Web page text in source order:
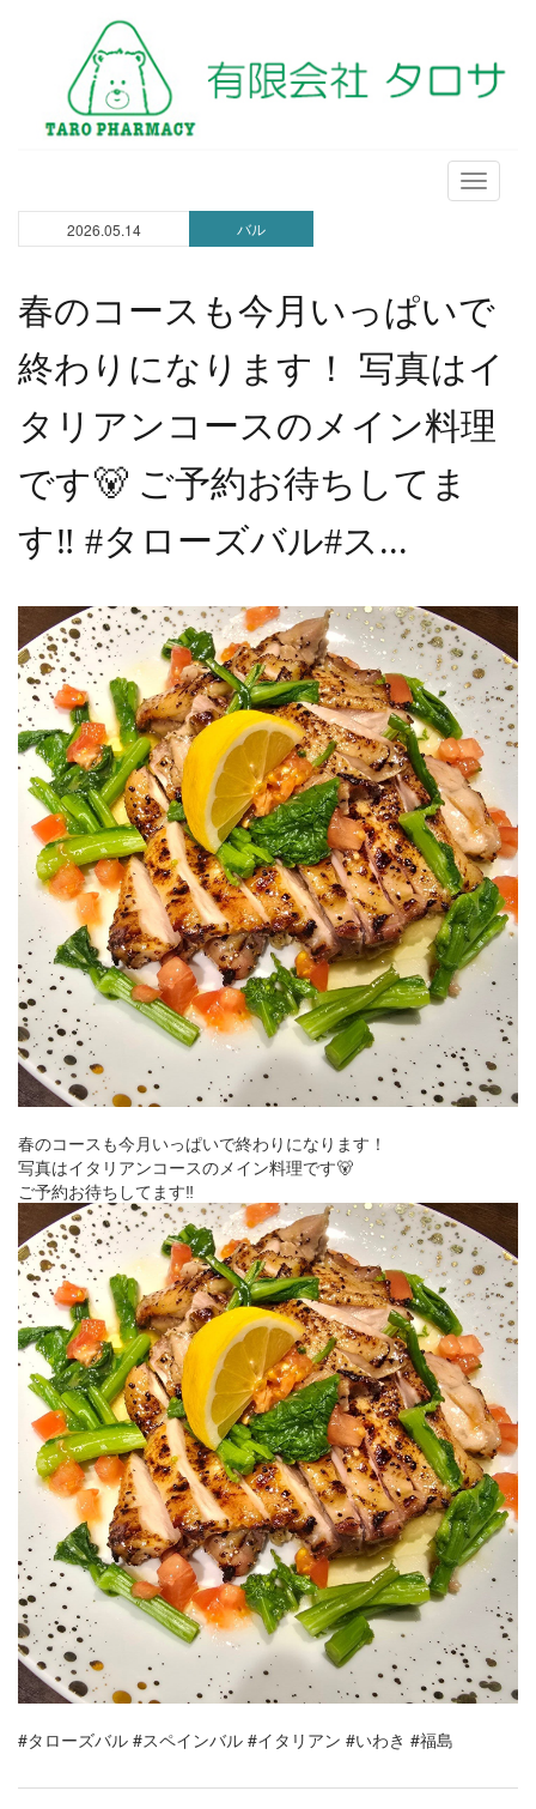
メ
ニ
2026.05.14 バル
春のコースも今月いっぱいで
終わりになります！ 写真はイ
タリアンコースのメイン料理
です🐻 ご予約お待ちしてま
す‼️ #タローズバル#ス...
春のコースも今月いっぱいで終わりになります！
写真はイタリアンコースのメイン料理です🐻
ご予約お待ちしてます‼️
#タローズバル #スペインバル #イタリアン #いわき #福島